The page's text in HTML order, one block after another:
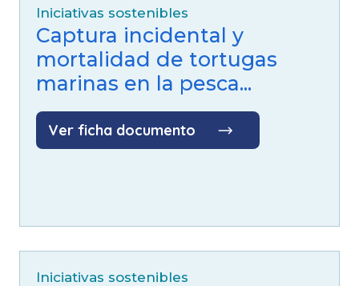
Iniciativas sostenibles
Captura incidental y
mortalidad de tortugas
marinas en la pesca...
Ver ficha documento
Iniciativas sostenibles